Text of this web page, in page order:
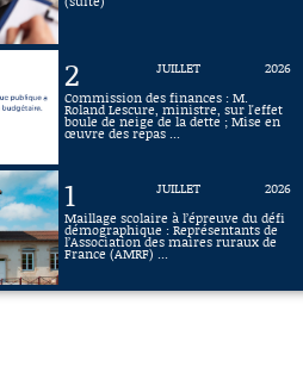
2 JUILLET
2026
Commission des finances : M.
Roland Lescure, ministre, sur l'effet
boule de neige de la dette ; Mise en
œuvre des repas ...
1 JUILLET
2026
Maillage scolaire à l’épreuve du défi
démographique : Représentants de
l’Association des maires ruraux de
France (AMRF) ...